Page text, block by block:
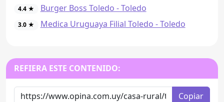
4.4 ★ Burger Boss Toledo - Toledo
3.0 ★ Medica Uruguaya Filial Toledo - Toledo
REFIERA ESTE CONTENIDO:
Copiar